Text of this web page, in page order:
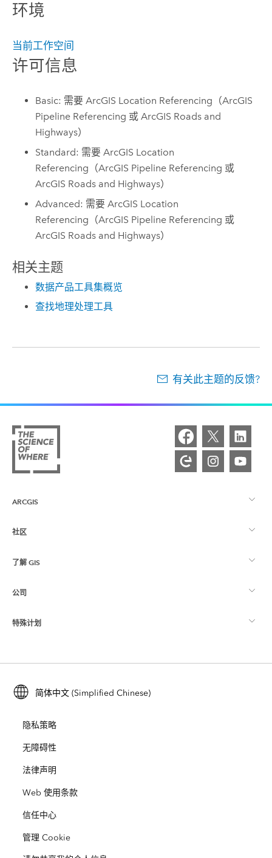
环境
当前工作空间
许可信息
Basic: 需要 ArcGIS Location Referencing（ArcGIS
Pipeline Referencing 或 ArcGIS Roads and
Highways）
Standard: 需要 ArcGIS Location
Referencing（ArcGIS Pipeline Referencing 或
ArcGIS Roads and Highways）
Advanced: 需要 ArcGIS Location
Referencing（ArcGIS Pipeline Referencing 或
ArcGIS Roads and Highways）
相关主题
数据产品工具集概览
查找地理处理工具
有关此主题的反馈?
ARCGIS
ArcGIS 概览
制图
Esri Store
社区
Esri 社区
ArcGIS 博客
用户研究和测试
Esri 年轻专家关系网
了解 GIS
什么是 GIS？
位置智能
培训
ArcUser
ArcNews
ArcWatch
Esri Press
Esri 视频
公司
关于 Esri
招贤纳士
开放视野
业务行为准则
特殊计划
ArcGIS for Student Use
保护
教育
简体中文 (Simplified Chinese)
隐私策略
无障碍性
法律声明
Web 使用条款
信任中心
管理 Cookie